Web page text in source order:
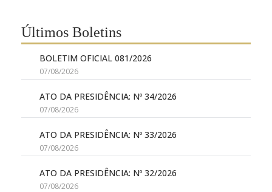
Últimos Boletins
BOLETIM OFICIAL 081/2026
07/08/2026
ATO DA PRESIDÊNCIA: Nº 34/2026
07/08/2026
ATO DA PRESIDÊNCIA: Nº 33/2026
07/08/2026
ATO DA PRESIDÊNCIA: Nº 32/2026
07/08/2026